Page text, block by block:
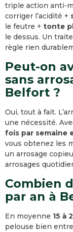
triple action anti-
corriger l’acidité +
le feutre + tonte
le dessus. Un
règle rien
Peut-on
sans
Belfort ?
Oui, tout à fait.
une nécessité.
fois par semaine
vous obtenez les
un arrosage
arrosages
Combien
par an à
En moyenne 15 à
pelouse bien